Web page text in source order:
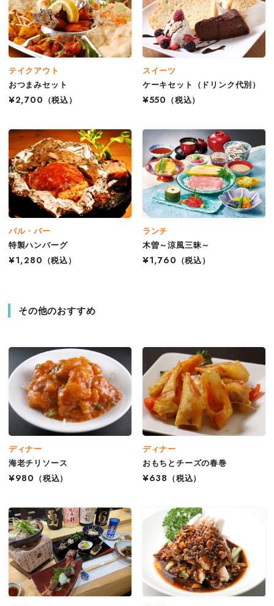
テイクアウト
おつまみセット
¥2,700
（税込）
スイーツ
ケーキセット（ドリンク代別）
¥550
（税込）
バル・バー
特製ハンバーグ
¥1,280
（税込）
ランチ
木曽～涼風三昧～
¥1,760
（税込）
その他のおすすめ
ディナー
海老チリソース
¥980
（税込）
ディナー
おもちとチーズの春巻
¥638
（税込）